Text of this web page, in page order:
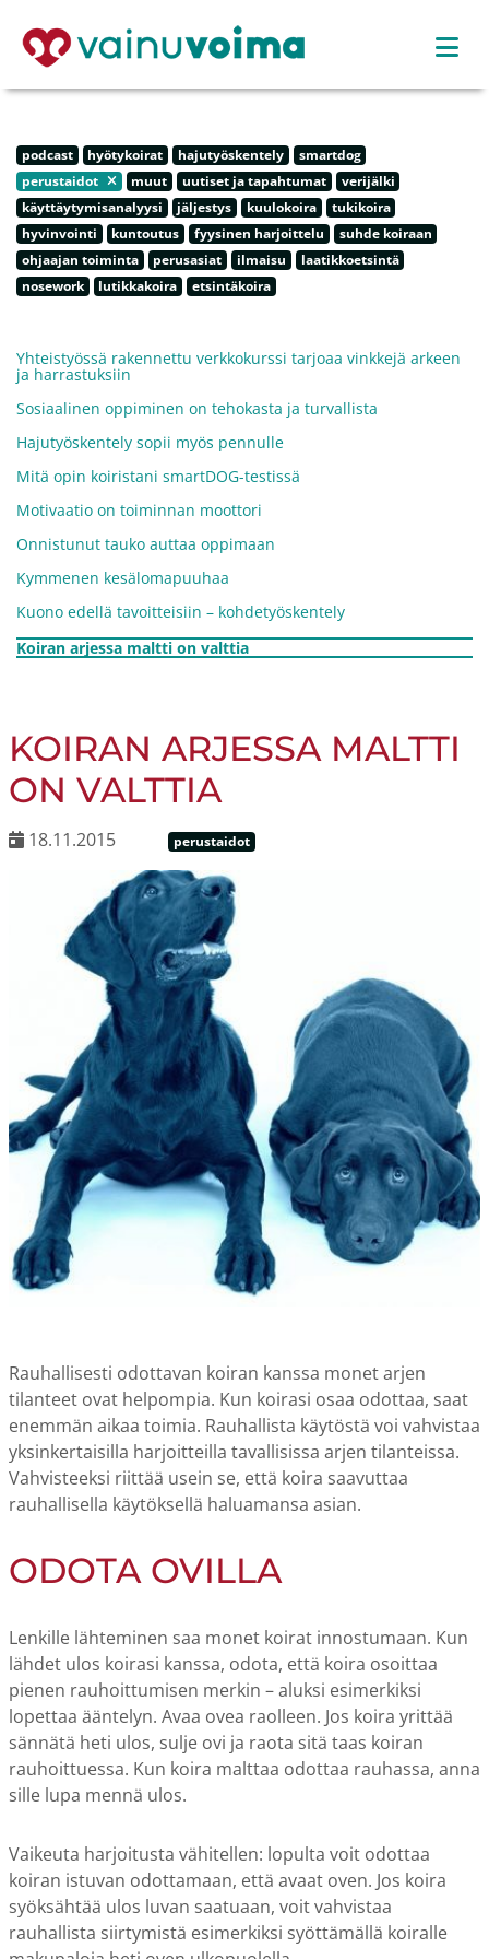
podcast hyötykoirat hajutyöskentely
smartdog
perustaidot
muut uutiset ja tapahtumat
verijälki
käyttäytymisanalyysi
jäljestys kuulokoira
tukikoira
hyvinvointi
kuntoutus fyysinen harjoittelu
suhde koiraan
ohjaajan toiminta
perusasiat ilmaisu
laatikkoetsintä
nosework
lutikkakoira etsintäkoira
Yhteistyössä rakennettu verkkokurssi tarjoaa vinkkejä arkeen
ja harrastuksiin
Sosiaalinen oppiminen on tehokasta ja turvallista
Hajutyöskentely sopii myös pennulle
Mitä opin koiristani smartDOG-testissä
Motivaatio on toiminnan moottori
Onnistunut tauko auttaa oppimaan
Kymmenen kesälomapuuhaa
Kuono edellä tavoitteisiin – kohdetyöskentely
Koiran arjessa maltti on valttia
KOIRAN ARJESSA MALTTI
ON VALTTIA
18.11.2015 perustaidot
Rauhallisesti odottavan koiran kanssa monet arjen
tilanteet ovat helpompia. Kun koirasi osaa odottaa, saat
enemmän aikaa toimia. Rauhallista käytöstä voi vahvistaa
yksinkertaisilla harjoitteilla tavallisissa arjen tilanteissa.
Vahvisteeksi riittää usein se, että koira saavuttaa
rauhallisella käytöksellä haluamansa asian.
ODOTA OVILLA
Lenkille lähteminen saa monet koirat innostumaan. Kun
lähdet ulos koirasi kanssa, odota, että koira osoittaa
pienen rauhoittumisen merkin – aluksi esimerkiksi
lopettaa ääntelyn. Avaa ovea raolleen. Jos koira yrittää
sännätä heti ulos, sulje ovi ja raota sitä taas koiran
rauhoittuessa. Kun koira malttaa odottaa rauhassa, anna
sille lupa mennä ulos.
Vaikeuta harjoitusta vähitellen: lopulta voit odottaa
koiran istuvan odottamaan, että avaat oven. Jos koira
syöksähtää ulos luvan saatuaan, voit vahvistaa
rauhallista siirtymistä esimerkiksi syöttämällä koiralle